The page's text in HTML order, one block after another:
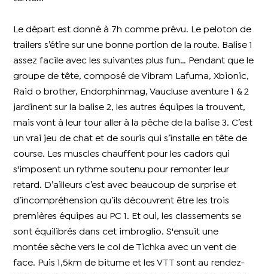
Le départ est donné à 7h comme prévu. Le peloton de
trailers s’étire sur une bonne portion de la route. Balise 1
assez facile avec les suivantes plus fun… Pendant que le
groupe de tête, composé de Vibram Lafuma, Xbionic,
Raid o brother, Endorphinmag, Vaucluse aventure 1 & 2
jardinent sur la balise 2, les autres équipes la trouvent,
mais vont à leur tour aller à la pêche de la balise 3. C’est
un vrai jeu de chat et de souris qui s’installe en tête de
course. Les muscles chauffent pour les cadors qui
s'imposent un rythme soutenu pour remonter leur
retard. D’ailleurs c’est avec beaucoup de surprise et
d’incompréhension qu’ils découvrent être les trois
premières équipes au PC 1. Et oui, les classements se
sont équilibrés dans cet imbroglio. S'ensuit une
montée sèche vers le col de Tichka avec un vent de
face. Puis 1,5km de bitume et les VTT sont au rendez-